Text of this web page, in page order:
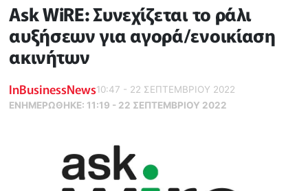
Ask WiRE: Συνεχίζεται το ράλι
αυξήσεων για αγορά/ενοικίαση
ακινήτων
InBusinessNews10:47 - 22 ΣΕΠΤΕΜΒΡΙΟΥ 2022
ΕΝΗΜΕΡΏΘΗΚΕ: 11:19 - 22 ΣΕΠΤΕΜΒΡΙΟΥ 2022